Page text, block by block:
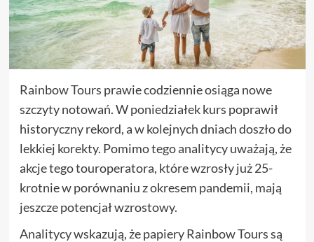
Rainbow Tours prawie codziennie osiąga nowe
szczyty notowań. W poniedziałek kurs poprawił
historyczny rekord, a w kolejnych dniach doszło do
lekkiej korekty. Pomimo tego analitycy uważają, że
akcje tego touroperatora, które wzrosły już 25-
krotnie w porównaniu z okresem pandemii, mają
jeszcze potencjał wzrostowy.
Analitycy wskazują, że papiery Rainbow Tours są